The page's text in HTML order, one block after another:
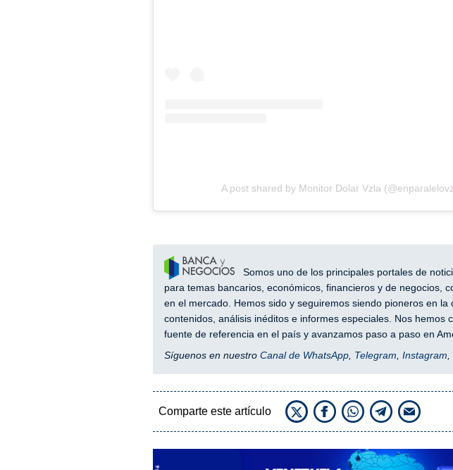
A post shared by Monitor Dolar Vzla
Somos uno de los principales portales de
para temas bancarios, económicos, financieros y de negocios,
en el mercado. Hemos sido y seguiremos siendo pioneros en la
contenidos, análisis inéditos e informes especiales. Nos hemos
fuente de referencia en el país y avanzamos paso a paso en
Síguenos en nuestro Canal de WhatsApp, Telegram Instagram
Comparte este artículo